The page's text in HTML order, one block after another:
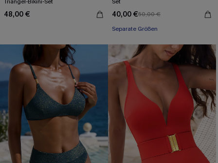
48,00 € 40,00 €50,00 €
Separate Größen